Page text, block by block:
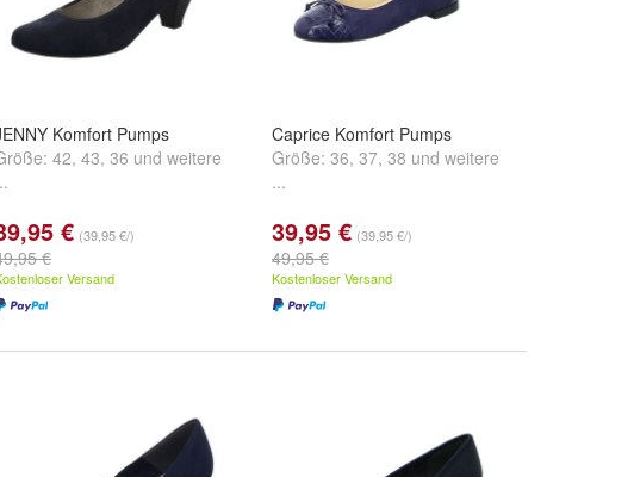
Komfort Pumps
42, 43, 36 und weitere
€ (39,95 €/)
€
Versand
Caprice Komfort Pumps
Größe: 36, 37, 38 und weitere
...
39,95 € (39,95 €/)
49,95 €
Kostenloser Versand